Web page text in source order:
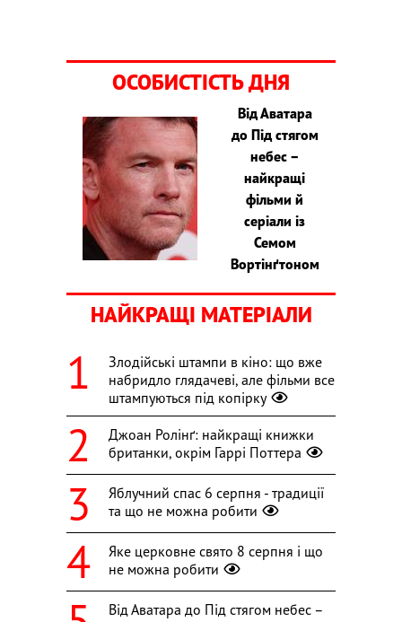
ОСОБИСТІСТЬ ДНЯ
Від Аватара
до Під стягом
небес –
найкращі
фільми й
серіали із
Семом
Вортінґтоном
НАЙКРАЩІ МАТЕРІАЛИ
Злодійські штампи в кіно: що вже
набридло глядачеві, але фільми все
штампуються під копірку
Джоан Ролінґ: найкращі книжки
британки, окрім Гаррі Поттера
Яблучний спас 6 серпня - традиції
та що не можна робити
Яке церковне свято 8 серпня і що
не можна робити
Від Аватара до Під стягом небес –